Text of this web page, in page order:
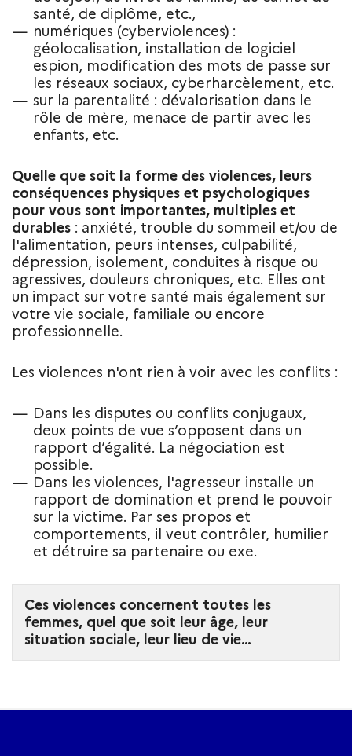
santé, de diplôme, etc.,
numériques (cyberviolences) :
géolocalisation, installation de logiciel
espion, modification des mots de passe sur
les réseaux sociaux, cyberharcèlement, etc.
sur la parentalité : dévalorisation dans le
rôle de mère, menace de partir avec les
enfants, etc.
Quelle que soit la forme des violences, leurs
conséquences physiques et psychologiques
pour vous sont importantes, multiples et
durables : anxiété, trouble du sommeil et/ou de
l'alimentation, peurs intenses, culpabilité,
dépression, isolement, conduites à risque ou
agressives, douleurs chroniques, etc. Elles ont
un impact sur votre santé mais également sur
votre vie sociale, familiale ou encore
professionnelle.
Les violences n'ont rien à voir avec les conflits :
Dans les disputes ou conflits conjugaux,
deux points de vue s’opposent dans un
rapport d’égalité. La négociation est
possible.
Dans les violences, l'agresseur installe un
rapport de domination et prend le pouvoir
sur la victime. Par ses propos et
comportements, il veut contrôler, humilier
et détruire sa partenaire ou exe.
Ces violences concernent toutes les
femmes, quel que soit leur âge, leur
situation sociale, leur lieu de vie…